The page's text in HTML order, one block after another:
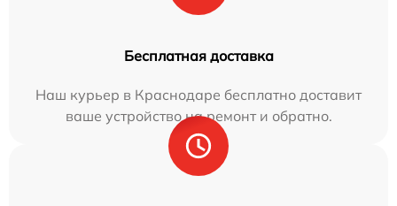
Бесплатная доставка
Наш курьер в Краснодаре бесплатно доставит
ваше устройство на ремонт и обратно.